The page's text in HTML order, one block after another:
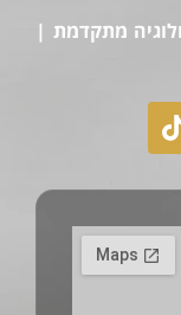
מתקדמת |